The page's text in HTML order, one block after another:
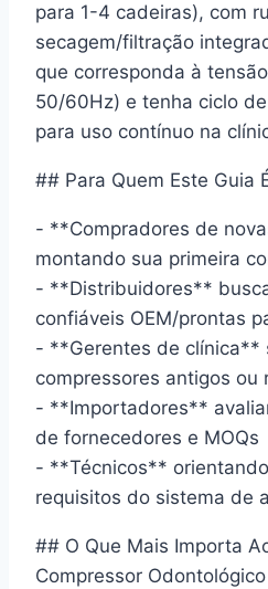
para 1-4 cadeiras), com
secagem/filtração
que corresponda à
50/60Hz) e tenha ciclo
para uso contínuo na
## Para Quem Este Guia
- **Compradores de
montando sua primeira
- **Distribuidores**
confiáveis OEM/prontas
- **Gerentes de clínica**
compressores antigos ou
- **Importadores**
de fornecedores e MOQs
- **Técnicos**
requisitos do sistema de
## O Que Mais Importa
Compressor Odontológico